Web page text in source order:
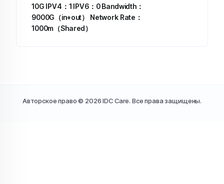
10G IPV4：1 IPV6：0Bandwidth：
9000G（in+out）
Network Rate：
1000m（Shared）
Авторское право © 2026 IDC Care. Все права защищены.